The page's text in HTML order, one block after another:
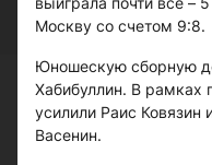
Москву со счетом 9:8.
Юношескую сборную
Хабибуллин. В рамках
усилили Раис
Васенин.